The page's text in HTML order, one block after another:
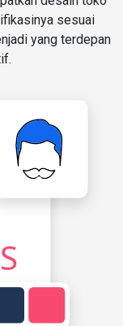
sesuai
yang terdepan